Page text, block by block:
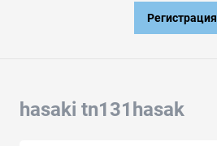
Регистрация
hasaki tn131hasak